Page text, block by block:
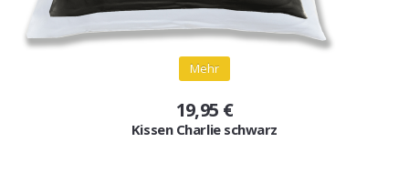
Mehr
19,95 €
Kissen Charlie schwarz